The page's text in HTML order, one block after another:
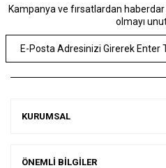
Kampanya ve fırsatlardan
olmayı
KURUMSAL
ÖNEMLİ BİLGİLER